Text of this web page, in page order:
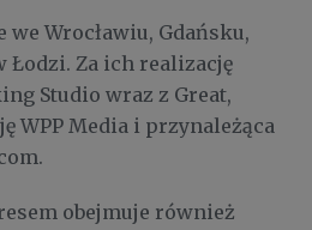
Wrocławiu, Gdańsku,
Łodzi. Za ich realizację
Studio wraz z Great,
WPP Media i przynależąca
obejmuje również